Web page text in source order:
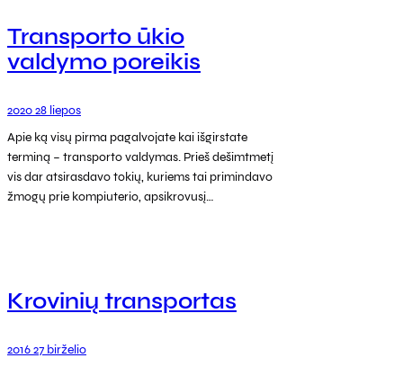
Transporto ūkio
valdymo poreikis
2020 28 liepos
Apie ką visų pirma pagalvojate kai išgirstate
terminą – transporto valdymas. Prieš dešimtmetį
vis dar atsirasdavo tokių, kuriems tai primindavo
žmogų prie kompiuterio, apsikrovusį…
Krovinių transportas
2016 27 birželio